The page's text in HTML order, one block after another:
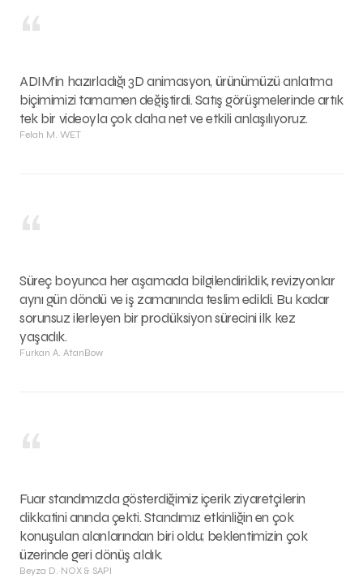
“
ADIM’in hazırladığı 3D animasyon, ürünümüzü anlatma
biçimimizi tamamen değiştirdi. Satış görüşmelerinde artık
tek bir videoyla çok daha net ve etkili anlaşılıyoruz.
Felah M.·WET
“
Süreç boyunca her aşamada bilgilendirildik, revizyonlar
aynı gün döndü ve iş zamanında teslim edildi. Bu kadar
sorunsuz ilerleyen bir prodüksiyon sürecini ilk kez
yaşadık.
Furkan A.·AtanBow
“
Fuar standımızda gösterdiğimiz içerik ziyaretçilerin
dikkatini anında çekti. Standımız etkinliğin en çok
konuşulan alanlarından biri oldu; beklentimizin çok
üzerinde geri dönüş aldık.
Beyza D.·NOX & SAPI